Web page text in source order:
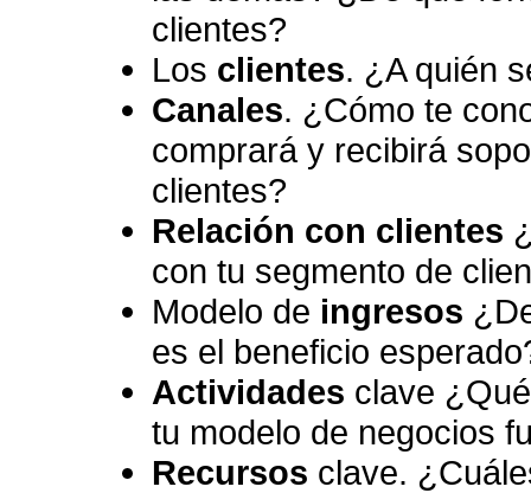
clientes?
Los clientes. ¿A quién
Canales. ¿Cómo te
comprará y recibirá
clientes?
Relación con clientes
con tu segmento de
Modelo de ingresos
es el beneficio
Actividades clave
tu modelo de negocios
Recursos clave.